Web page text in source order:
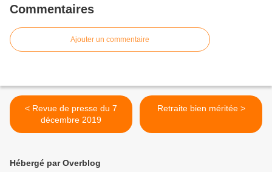
Commentaires
Ajouter un commentaire
< Revue de presse du 7
décembre 2019
Retraite bien méritée >
Hébergé par Overblog